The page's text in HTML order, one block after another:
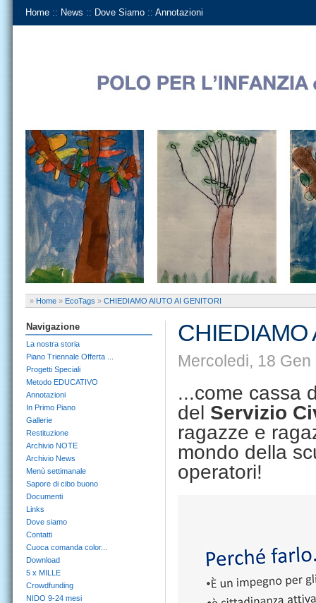
Home :: News :: Dove Siamo :: Annotazioni
» Home » EcoTags » CHIEDIAMO AIUTO AI GENITORI
CHIEDIAMO
Mercoledi, 18
...come cassa
del Servizio
ragazze e
mondo della
operatori!
Navigazione
La nostra storia
Piano Triennale Offerta ...
Progetti Speciali
Metodo EDUCATIVO
Annotazioni
In Primo Piano
Gallerie
Restituzione
Archivio NOTE
Archivio News
Menù settimanale
Sapore di cibo buono
Documenti
Links
Dove siamo
Contatti
Cuoca comanda color...
Download
5 x MILLE
Crowdfunding
NIDO 9-24 mesi